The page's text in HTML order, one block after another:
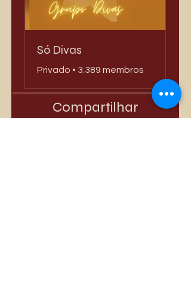
Só Divas
Privado • 3.389 membros
Compartilhar